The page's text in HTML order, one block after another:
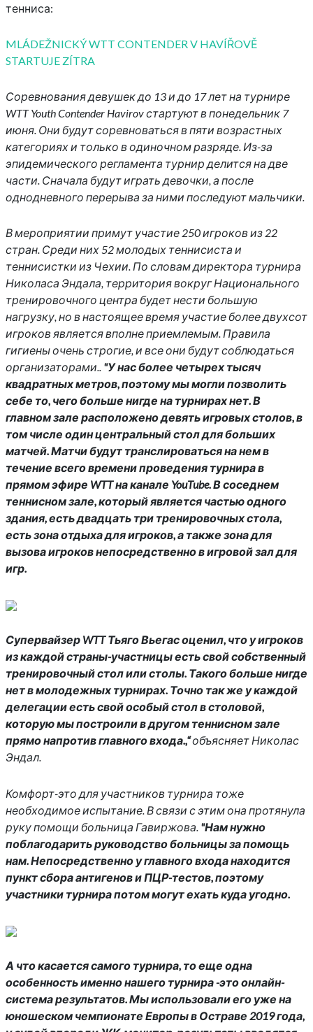
тенниса:
MLÁDEŽNICKÝ WTT CONTENDER V HAVÍŘOVĚ
STARTUJE ZÍTRA
Соревнования девушек до 13 и до 17 лет на турнире
WTT Youth Contender Havirov стартуют в понедельник 7
июня. Они будут соревноваться в пяти возрастных
категориях и только в одиночном разряде. Из-за
эпидемического регламента турнир делится на две
части. Сначала будут играть девочки, а после
однодневного перерыва за ними последуют мальчики.
В мероприятии примут участие 250 игроков из 22
стран. Среди них 52 молодых теннисиста и
теннисистки из Чехии. По словам директора турнира
Николаса Эндала, территория вокруг Национального
тренировочного центра будет нести большую
нагрузку, но в настоящее время участие более двухсот
игроков является вполне приемлемым. Правила
гигиены очень строгие, и все они будут соблюдаться
организаторами.. "У нас более четырех тысяч
квадратных метров, поэтому мы могли позволить
себе то, чего больше нигде на турнирах нет. В
главном зале расположено девять игровых столов, в
том числе один центральный стол для больших
матчей. Матчи будут транслироваться на нем в
течение всего времени проведения турнира в
прямом эфире WTT на канале YouTube. В соседнем
теннисном зале, который является частью одного
здания, есть двадцать три тренировочных стола,
есть зона отдыха для игроков, а также зона для
вызова игроков непосредственно в игровой зал для
игр.
Супервайзер WTT Тьяго Вьегас оценил, что у игроков
из каждой страны-участницы есть свой собственный
тренировочный стол или столы. Такого больше нигде
нет в молодежных турнирах. Точно так же у каждой
делегации есть свой особый стол в столовой,
которую мы построили в другом теннисном зале
прямо напротив главного входа.,“объясняет Николас
Эндал.
Комфорт-это для участников турнира тоже
необходимое испытание. В связи с этим она протянула
руку помощи больница Гавиржова. "Нам нужно
поблагодарить руководство больницы за помощь
нам. Непосредственно у главного входа находится
пункт сбора антигенов и ПЦР-тестов, поэтому
участники турнира потом могут ехать куда угодно.
А что касается самого турнира, то еще одна
особенность именно нашего турнира -это онлайн-
система результатов. Мы использовали его уже на
юношеском чемпионате Европы в Остраве 2019 года,